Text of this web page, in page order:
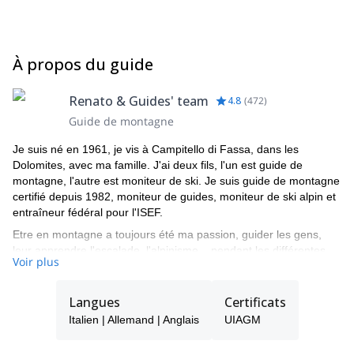
À propos du guide
Renato & Guides' team 4.8 (472)
Guide de montagne
Je suis né en 1961, je vis à Campitello di Fassa, dans les
Dolomites, avec ma famille. J'ai deux fils, l'un est guide de
montagne, l'autre est moniteur de ski. Je suis guide de montagne
certifié depuis 1982, moniteur de guides, moniteur de ski alpin et
entraîneur fédéral pour l'ISEF.
Etre en montagne a toujours été ma passion, guider les gens,
leur apprendre l'escalade, l'alpinisme... pendant les différentes
saisons de l'année. J'aime beaucoup dessiner de belles courbes
Mon curriculum et mon alpinisme professionnel sont faits de
Voir plus
Langues
Italien | Allemand | Anglais
Certificats
UIAGM